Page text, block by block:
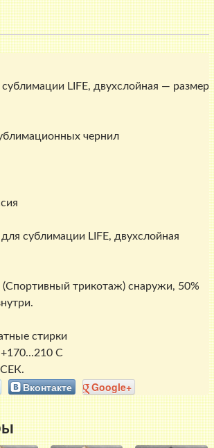
LIFE,
двухслойная
-
50
V-
LIFE, двухслойная — размер
чернил
сублимации LIFE, двухслойная
(Спортивный трикотаж) снаружи, 50%
стирки
С
Вконтакте Google+